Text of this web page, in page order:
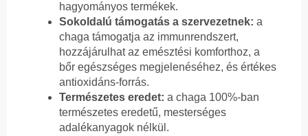
hagyományos termékek.
Sokoldalú támogatás a szervezetnek: a
chaga támogatja az immunrendszert,
hozzájárulhat az emésztési komforthoz, a
bőr egészséges megjelenéséhez, és értékes
antioxidáns-forrás.
Természetes eredet: a chaga 100%-ban
természetes eredetű, mesterséges
adalékanyagok nélkül.